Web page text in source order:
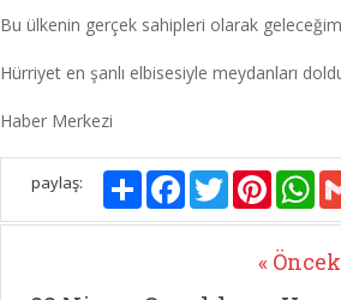
Bu ülkenin gerçek sahipleri olarak
Hürriyet en şanlı elbisesiyle meydanları
Haber Merkezi
paylaş: PaylaşFacebook
TwitterPinterest
«